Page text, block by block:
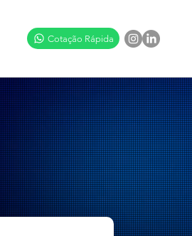
Cotação Rápida